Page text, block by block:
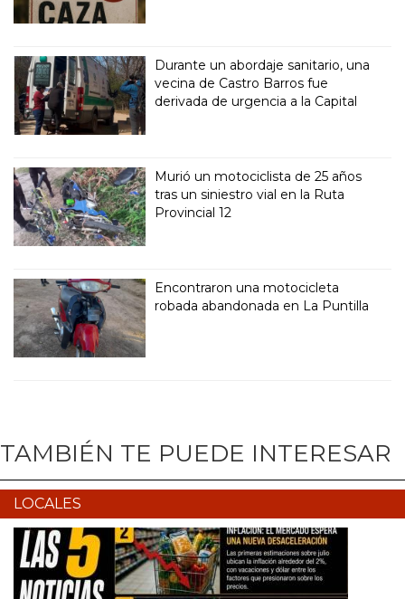
Durante un abordaje sanitario, una
vecina de Castro Barros fue
derivada de urgencia a la Capital
Murió un motociclista de 25 años
tras un siniestro vial en la Ruta
Provincial 12
Encontraron una motocicleta
robada abandonada en La Puntilla
TAMBIÉN TE PUEDE INTERESAR
LOCALES